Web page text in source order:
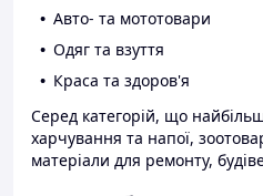
Авто- та мототовари
Одяг та взуття
Краса та здоров'я
Серед категорій, що
харчування та напої,
матеріали для ремонту,